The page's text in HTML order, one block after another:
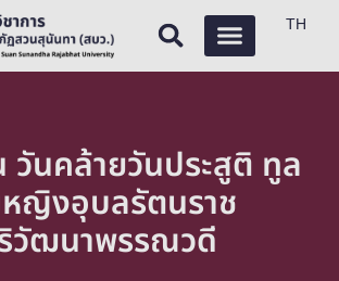
TH
วันคล้ายวันประสูติ ทูล
ญิงอุบลรัตนราช
ฒนาพรรณวดี